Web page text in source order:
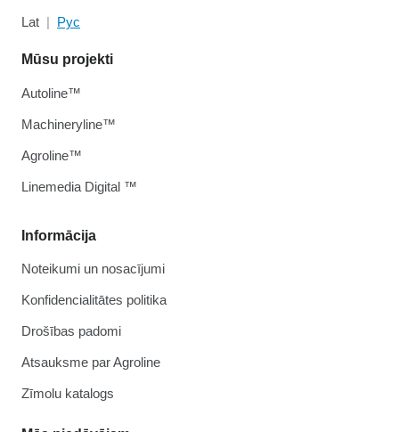
Lat Рус
Informācija
Noteikumi un nosacījumi
Konfidencialitātes politika
Drošības padomi
Atsauksme par Agroline
Zīmolu katalogs
Mūsu projekti
Autoline™
Machineryline™
Agroline™
Linemedia Digital ™